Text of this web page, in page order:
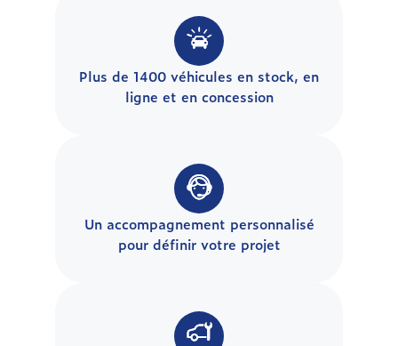
Plus de 1400 véhicules en stock, en
ligne et en concession
Un accompagnement personnalisé
pour définir votre projet